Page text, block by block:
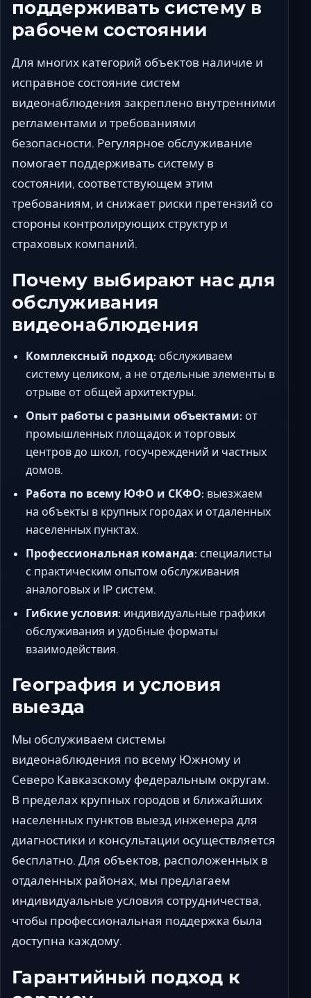
поддерживать систему в
рабочем состоянии
Для многих категорий объектов наличие и
исправное состояние систем
видеонаблюдения закреплено внутренними
регламентами и требованиями
безопасности. Регулярное обслуживание
помогает поддерживать систему в
состоянии, соответствующем этим
требованиям, и снижает риски претензий со
стороны контролирующих структур и
страховых компаний.
Почему выбирают нас для
обслуживания
видеонаблюдения
Комплексный подход: обслуживаем
систему целиком, а не отдельные элементы в
отрыве от общей архитектуры.
Опыт работы с разными объектами: от
промышленных площадок и торговых
центров до школ, госучреждений и частных
домов.
Работа по всему ЮФО и СКФО: выезжаем
на объекты в крупных городах и отдаленных
населенных пунктах.
Профессиональная команда: специалисты
с практическим опытом обслуживания
аналоговых и IP систем.
Гибкие условия: индивидуальные графики
обслуживания и удобные форматы
взаимодействия.
География и условия
выезда
Мы обслуживаем системы
видеонаблюдения по всему Южному и
Северо Кавказскому федеральным округам.
В пределах крупных городов и ближайших
населенных пунктов выезд инженера для
диагностики и консультации осуществляется
бесплатно. Для объектов, расположенных в
отдаленных районах, мы предлагаем
индивидуальные условия сотрудничества,
чтобы профессиональная поддержка была
доступна каждому.
Гарантийный подход к